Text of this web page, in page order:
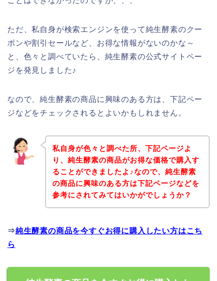
ただ、私自身が検索エンジンを使って純生酵素のクー
ポンや割引セールなど、お得な情報がないのかな～
と、色々と調べていたら、純生酵素の公式サイトペー
ジを発見しました♪
なので、純生酵素の商品に興味のある方は、下記ペー
ジなどをチェックされるとよいかもしれません。
私自身が色々と調べた所、下記ページよ
り、純生酵素の商品がお得な価格で購入す
ることができましたよ♪なので、純生酵素
の商品に興味のある方は下記ページなどを
参考にされてみてはいかがでしょうか？
⇒純生酵素の商品を今すぐお得に購入したい方はこち
ら